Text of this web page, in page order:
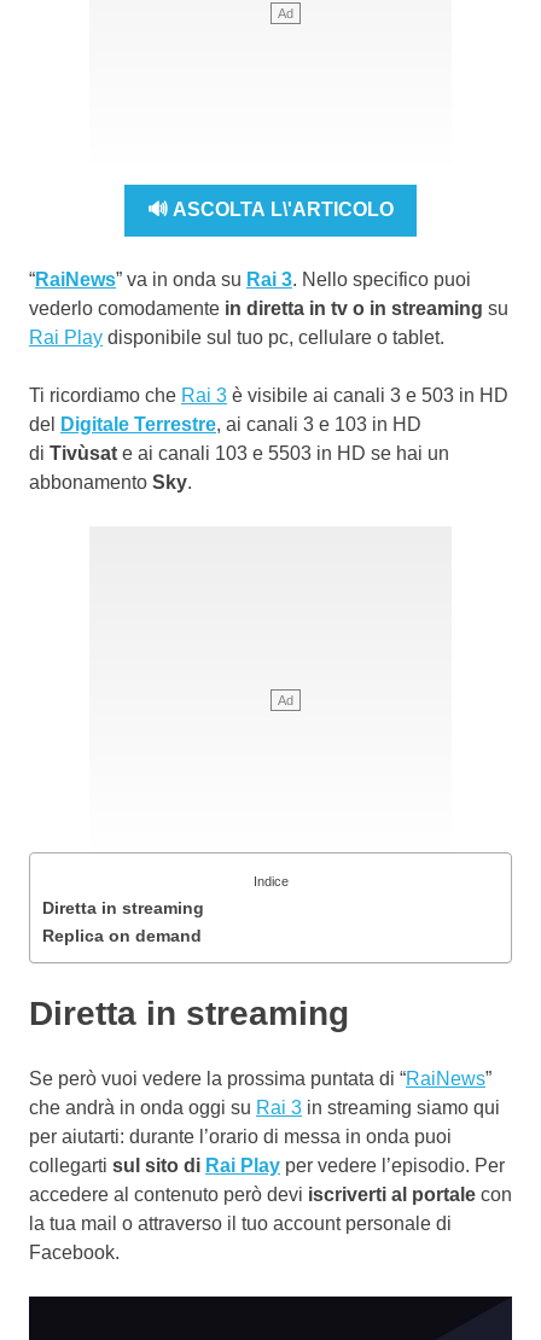
🔊 ASCOLTA L\'ARTICOLO
“RaiNews” va in onda su Rai 3. Nello specifico puoi
vederlo comodamente in diretta in tv o in streaming su
Rai Play disponibile sul tuo pc, cellulare o tablet.
Ti ricordiamo che Rai 3 è visibile ai canali 3 e 503 in HD
del
Digitale Terrestre, ai canali 3 e 103 in HD
di Tivùsat e ai canali 103 e 5503 in HD se hai un
abbonamento Sky.
Indice
Diretta in streaming
Replica on demand
Diretta in streaming
Se però vuoi vedere la prossima puntata di “RaiNews”
che andrà in onda oggi su Rai 3 in streaming siamo qui
per aiutarti: durante l’orario di messa in onda puoi
collegarti sul sito di Rai Play per vedere l’episodio. Per
accedere al contenuto però devi iscriverti al portale con
la tua mail o attraverso il tuo account personale di
Facebook.